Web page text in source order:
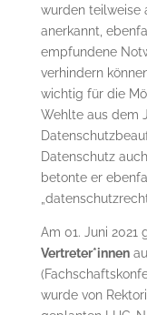
wurden teilweise
anerkannt,
empfundene
verhindern
wichtig für die
Wehlte aus dem
Datenschutz
betonte er
Am 01. Juni 2021
Vertreter*innen
wurde von